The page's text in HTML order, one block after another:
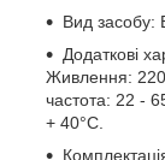
Вид засобу:
Додаткові
Живлення: 220
частота: 22 -
+ 40°C.